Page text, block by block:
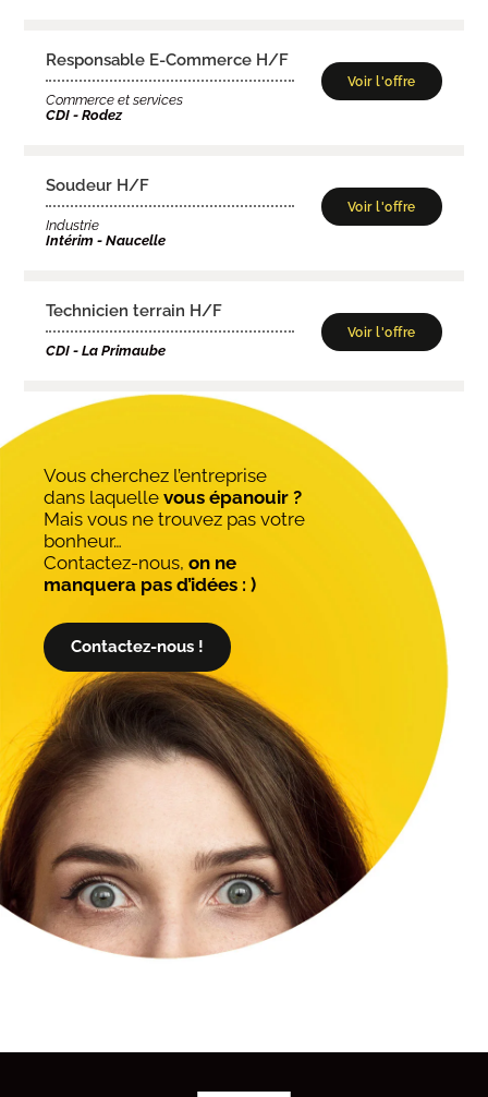
Vous cherchez l’entreprise
dans laquelle vous épanouir ?
Mais vous ne trouvez pas votre
bonheur…
Contactez-nous,on ne
manquera pas d’idées : )
Contactez-nous !
Responsable E-Commerce H/F
Voir l'offre
Commerce et services
CDI - Rodez
Soudeur H/F
Voir l'offre
Industrie
Intérim - Naucelle
Technicien terrain H/F
Voir l'offre
CDI - La Primaube